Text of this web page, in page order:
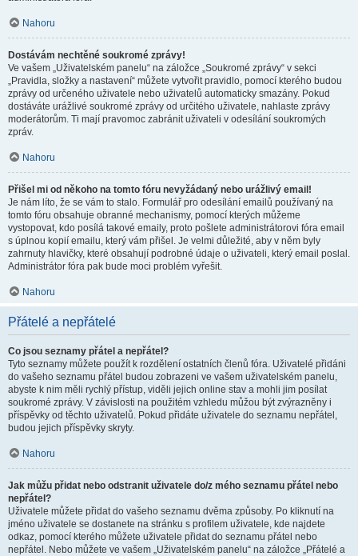
Nahoru
Dostávám nechtěné soukromé zprávy!
Ve vašem „Uživatelském panelu“ na záložce „Soukromé zprávy“ v sekci
„Pravidla, složky a nastavení“ můžete vytvořit pravidlo, pomocí kterého budou
zprávy od určeného uživatele nebo uživatelů automaticky smazány. Pokud
dostáváte urážlivé soukromé zprávy od určitého uživatele, nahlaste zprávy
moderátorům. Ti mají pravomoc zabránit uživateli v odesílání soukromých
zpráv.
Nahoru
Přišel mi od někoho na tomto fóru nevyžádaný nebo urážlivý email!
Je nám líto, že se vám to stalo. Formulář pro odesílání emailů používaný na
tomto fóru obsahuje obranné mechanismy, pomocí kterých můžeme
vystopovat, kdo posílá takové emaily, proto pošlete administrátorovi fóra email
s úplnou kopií emailu, který vám přišel. Je velmi důležité, aby v něm byly
zahrnuty hlavičky, které obsahují podrobné údaje o uživateli, který email poslal.
Administrátor fóra pak bude moci problém vyřešit.
Nahoru
Přátelé a nepřátelé
Co jsou seznamy přátel a nepřátel?
Tyto seznamy můžete použít k rozdělení ostatních členů fóra. Uživatelé přidáni
do vašeho seznamu přátel budou zobrazeni ve vašem uživatelském panelu,
abyste k nim měli rychlý přístup, viděli jejich online stav a mohli jim posílat
soukromé zprávy. V závislosti na použitém vzhledu můžou být zvýrazněny i
příspěvky od těchto uživatelů. Pokud přidáte uživatele do seznamu nepřátel,
budou jejich příspěvky skryty.
Nahoru
Jak můžu přidat nebo odstranit uživatele do/z mého seznamu přátel nebo
nepřátel?
Uživatele můžete přidat do vašeho seznamu dvěma způsoby. Po kliknutí na
jméno uživatele se dostanete na stránku s profilem uživatele, kde najdete
odkaz, pomocí kterého můžete uživatele přidat do seznamu přátel nebo
nepřátel. Nebo můžete ve vašem „Uživatelském panelu“ na záložce „Přátelé a